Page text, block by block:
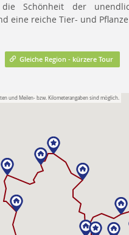
Schönheit der
eine reiche Tier- und
Gleiche Region - kürzere Tour
und Meilen- bzw. Kilometerangaben sind möglich.